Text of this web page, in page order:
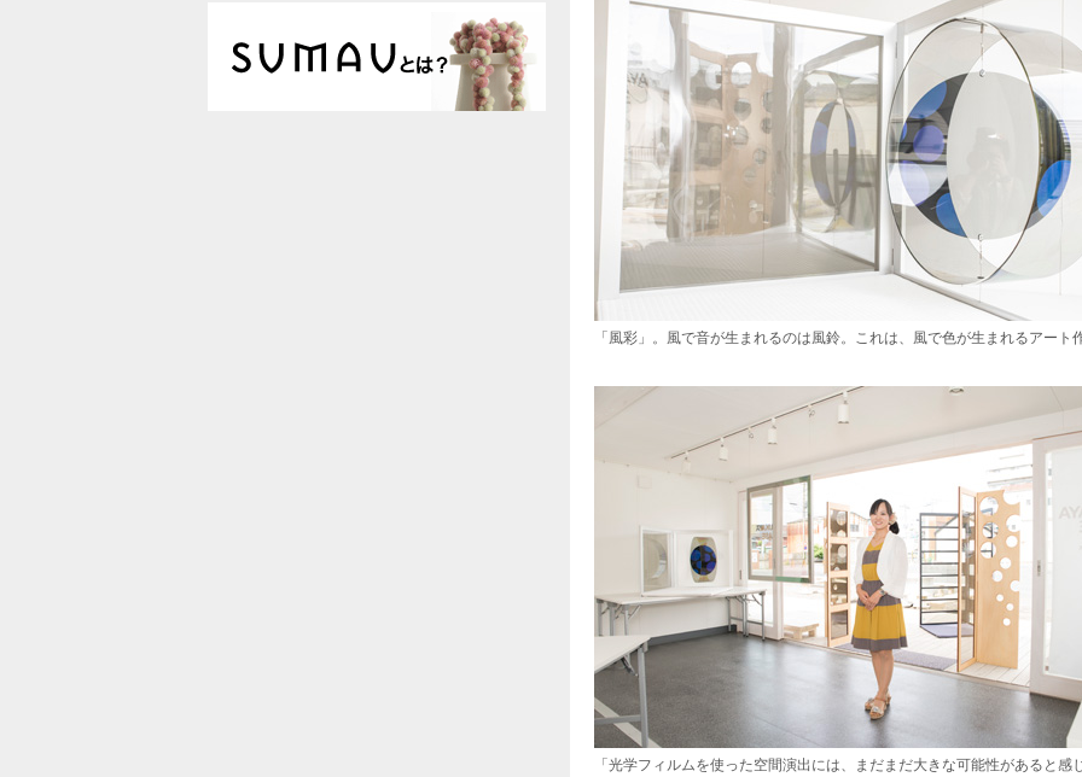
「風彩」。風で音が生まれるのは風鈴。これは、風で色が生まれるアート
「光学フィルムを使った空間演出には、まだまだ大きな可能性があると感